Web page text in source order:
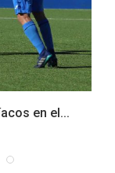
en el...